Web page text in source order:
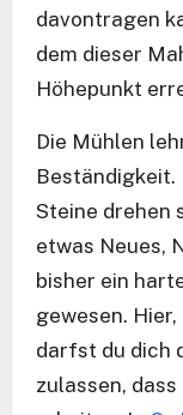
davontragen
dem dieser
Höhepunkt
Die Mühlen
Beständigkeit.
Steine drehen
etwas Neues,
bisher ein
gewesen.
darfst du dich
zulassen,